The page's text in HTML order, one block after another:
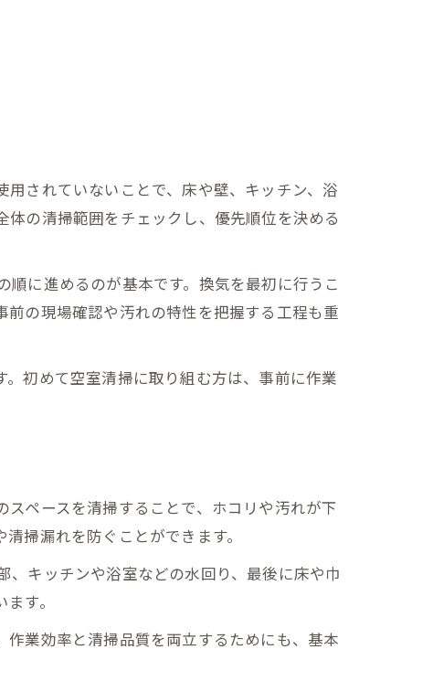
されていないことで、床や壁、キッチン、浴
の清掃範囲をチェックし、優先順位を決める
に進めるのが基本です。換気を最初に行うこ
の現場確認や汚れの特性を把握する工程も重
初めて空室清掃に取り組む方は、事前に作業
ペースを清掃することで、ホコリや汚れが下
掃漏れを防ぐことができます。
キッチンや浴室などの水回り、最後に床や巾
す。
業効率と清掃品質を両立するためにも、基本